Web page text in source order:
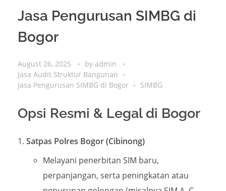
Jasa Pengurusan SIMBG di
Bogor
August 26, 2025 by admin
Jasa Audit Struktur Bangunan
Jasa Pengurusan SIMBG di Bogor
SIMBG
Opsi Resmi & Legal di Bogor
Satpas Polres Bogor (Cibinong)
Melayani penerbitan SIM baru,
perpanjangan, serta peningkatan atau